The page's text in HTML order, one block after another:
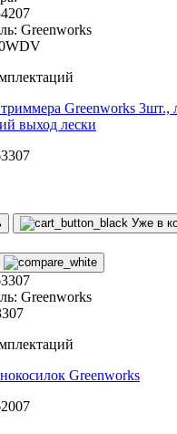
Greenworks
Greenworks 3шт.,
выход лески
Уже в
Greenworks
Greenworks